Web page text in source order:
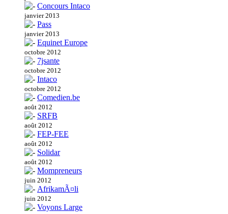
Concours Intaco
janvier 2013
Pass
janvier 2013
Equinet Europe
octobre 2012
7jsante
octobre 2012
Intaco
octobre 2012
Comedien.be
août 2012
SRFB
août 2012
FEP-FEE
août 2012
Solidar
août 2012
Mompreneurs
juin 2012
AfrikamÃ¤li
juin 2012
Voyons Large